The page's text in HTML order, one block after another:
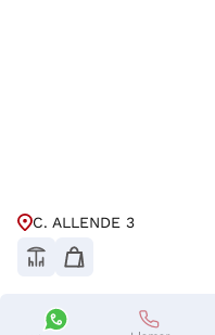
C. ALLENDE 3